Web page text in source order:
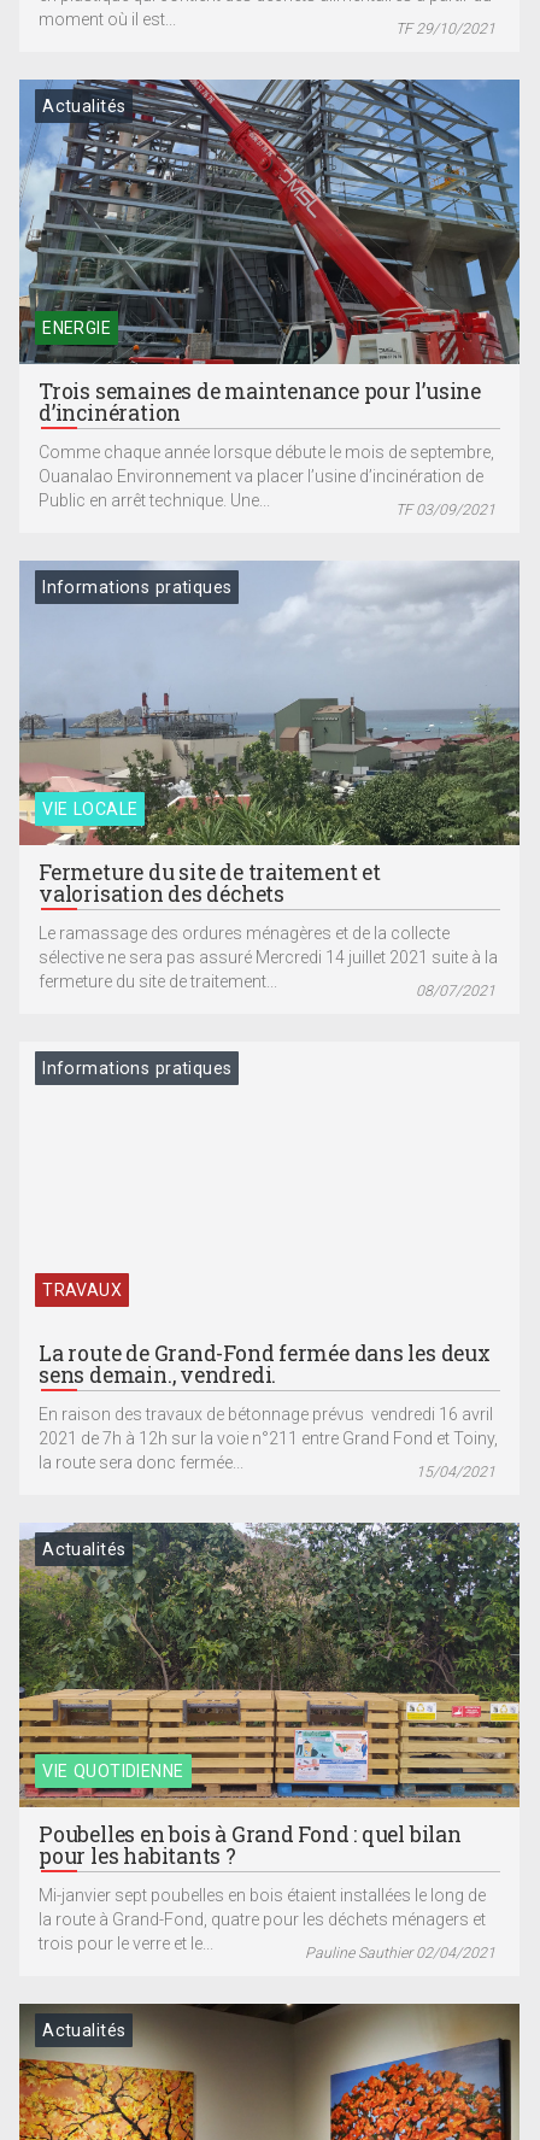
moment où il est...
TF 29/10/2021
ENERGIE
Actualités
Trois semaines de maintenance pour l’usine
d’incinération
Comme chaque année lorsque débute le mois de septembre,
Ouanalao Environnement va placer l’usine d’incinération de
Public en arrêt technique. Une...
TF 03/09/2021
VIE LOCALE
Informations pratiques
Fermeture du site de traitement et
valorisation des déchets
Le ramassage des ordures ménagères et de la collecte
sélective ne sera pas assuré Mercredi 14 juillet 2021 suite à la
fermeture du site de traitement...
08/07/2021
TRAVAUX
Informations pratiques
La route de Grand-Fond fermée dans les deux
sens demain., vendredi.
En raison des travaux de bétonnage prévus vendredi 16 avril
2021 de 7h à 12h sur la voie n°211 entre Grand Fond et Toiny,
la route sera donc fermée...
15/04/2021
VIE QUOTIDIENNE
Actualités
Poubelles en bois à Grand Fond : quel bilan
pour les habitants ?
Mi-janvier sept poubelles en bois étaient installées le long de
la route à Grand-Fond, quatre pour les déchets ménagers et
trois pour le verre et le...
Pauline Sauthier 02/04/2021
Actualités